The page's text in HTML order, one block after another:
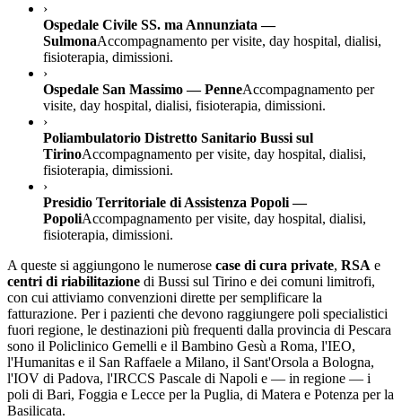
›
Ospedale Civile SS. ma Annunziata —
SulmonaAccompagnamento per visite, day hospital, dialisi,
fisioterapia, dimissioni.
›
Ospedale San Massimo — PenneAccompagnamento per
visite, day hospital, dialisi, fisioterapia, dimissioni.
›
Poliambulatorio Distretto Sanitario Bussi sul
TirinoAccompagnamento per visite, day hospital, dialisi,
fisioterapia, dimissioni.
›
Presidio Territoriale di Assistenza Popoli —
PopoliAccompagnamento per visite, day hospital, dialisi,
fisioterapia, dimissioni.
A queste si aggiungono le numerose case di cura private, RSA e
centri di riabilitazione di Bussi sul Tirino e dei comuni limitrofi,
con cui attiviamo convenzioni dirette per semplificare la
fatturazione. Per i pazienti che devono raggiungere poli specialistici
fuori regione, le destinazioni più frequenti dalla provincia di Pescara
sono il Policlinico Gemelli e il Bambino Gesù a Roma, l'IEO,
l'Humanitas e il San Raffaele a Milano, il Sant'Orsola a Bologna,
l'IOV di Padova, l'IRCCS Pascale di Napoli e — in regione — i
poli di Bari, Foggia e Lecce per la Puglia, di Matera e Potenza per la
Basilicata.